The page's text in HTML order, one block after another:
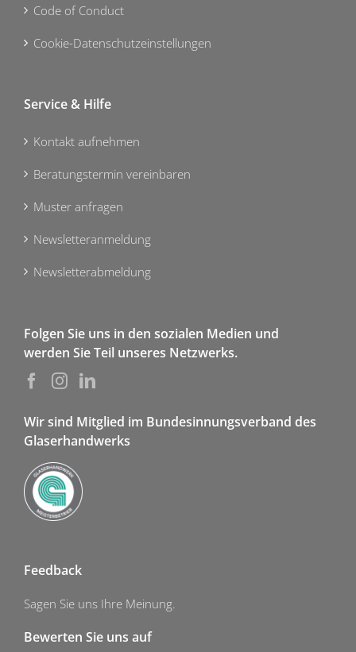
Code of Conduct
Cookie-Datenschutzeinstellungen
Service & Hilfe
Kontakt aufnehmen
Beratungstermin vereinbaren
Muster anfragen
Newsletteranmeldung
Newsletterabmeldung
Folgen Sie uns in den sozialen Medien und
werden Sie Teil unseres Netzwerks.
Wir sind Mitglied im Bundesinnungsverband des
Glaserhandwerks
Feedback
Sagen Sie uns Ihre Meinung.
Bewerten Sie uns auf